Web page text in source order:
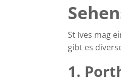
St Ives mag
gibt es
1.